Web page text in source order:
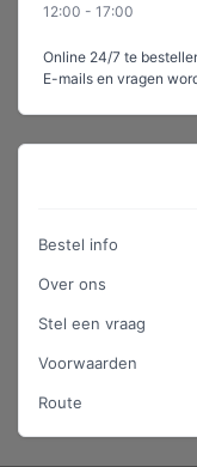
12:00 - 17:00
Online 24/7 te
E-mails en vragen
Bestel info
Over ons
Stel een vraag
Voorwaarden
Route